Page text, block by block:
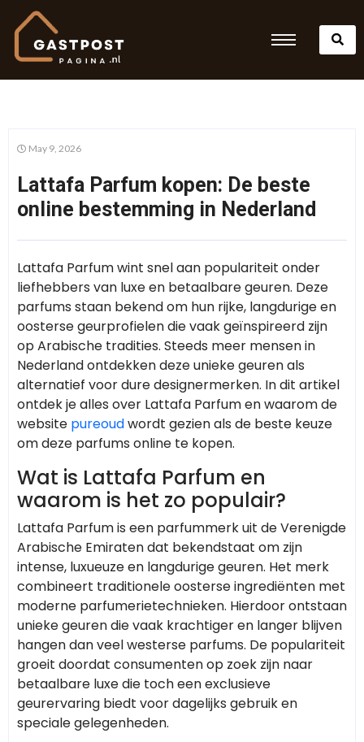
May 9, 2026
Lattafa Parfum kopen: De beste
online bestemming in Nederland
Lattafa Parfum wint snel aan populariteit onder
liefhebbers van luxe en betaalbare geuren. Deze
parfums staan bekend om hun rijke, langdurige en
oosterse geurprofielen die vaak geïnspireerd zijn
op Arabische tradities. Steeds meer mensen in
Nederland ontdekken deze unieke geuren als
alternatief voor dure designermerken. In dit artikel
ontdek je alles over Lattafa Parfum en waarom de
website pureoudwordt gezien als de beste keuze
om deze parfums online te kopen.
Wat is Lattafa Parfum en
waarom is het zo populair?
Lattafa Parfum is een parfummerk uit de Verenigde
Arabische Emiraten dat bekendstaat om zijn
intense, luxueuze en langdurige geuren. Het merk
combineert traditionele oosterse ingrediënten met
moderne parfumerietechnieken. Hierdoor ontstaan
unieke geuren die vaak krachtiger en langer blijven
hangen dan veel westerse parfums. De populariteit
groeit doordat consumenten op zoek zijn naar
betaalbare luxe die toch een exclusieve
geurervaring biedt voor dagelijks gebruik en
speciale gelegenheden.